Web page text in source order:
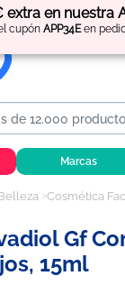
extra en nuestra
cupón APP34Een
y obténpuntos
Marcas
Cosmética
Gf
15ml